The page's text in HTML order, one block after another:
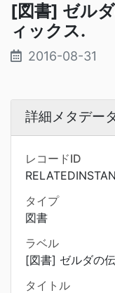
[図書] ゼル
ィックス.
2016-08-31
詳細メタデー
レコードID
タイプ
図書
ラベル
[図書] ゼルダの
タイトル